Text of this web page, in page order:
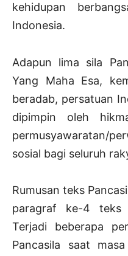
kehidupan
Indonesia.
Adapun lima sila
Yang Maha Esa,
beradab, persatuan
dipimpin oleh
permusyawaratan/
sosial bagi seluruh
Rumusan teks
paragraf ke-4 teks
Terjadi beberapa
Pancasila saat